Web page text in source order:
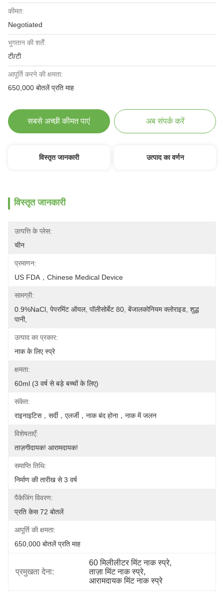
कीमत:
Negotiated
भुगतान की शर्तें:
टी/टी
आपूर्ति करने की क्षमता:
650,000 बोतलें प्रति माह
सबसे अच्छी कीमत पाएं अब संपर्क करें
विस्तृत जानकारी उत्पाद का वर्णन
विस्तृत जानकारी
उत्पत्ति के प्लेस:
चीन
प्रमाणन:
US FDA，Chinese Medical Device
सामग्री:
0.9%NaCl, पेपरमिंट ऑयल, पॉलीसोर्बेट 80, बेंजालकोनियम क्लोराइड, शुद्ध
पानी,
उत्पाद का प्रकार:
नाक के लिए स्प्रे
क्षमता:
60ml (3 वर्ष से बड़े बच्चों के लिए)
संकेत:
राइनाइटिस，सर्दी，एलर्जी，नाक बंद होना，नाक में जलन
विशेषताएँ:
ताज़गीदायक! आरामदायक!
समाप्ति तिथि:
निर्माण की तारीख से 3 वर्ष
पैकेजिंग विवरण:
प्रति केस 72 बोतलें
आपूर्ति की क्षमता:
650,000 बोतलें प्रति माह
प्रमुखता देना:
60 मिलीलीटर मिंट नाक स्प्रे,
ताज़ा मिंट नाक स्प्रे,
आरामदायक मिंट नाक स्प्रे